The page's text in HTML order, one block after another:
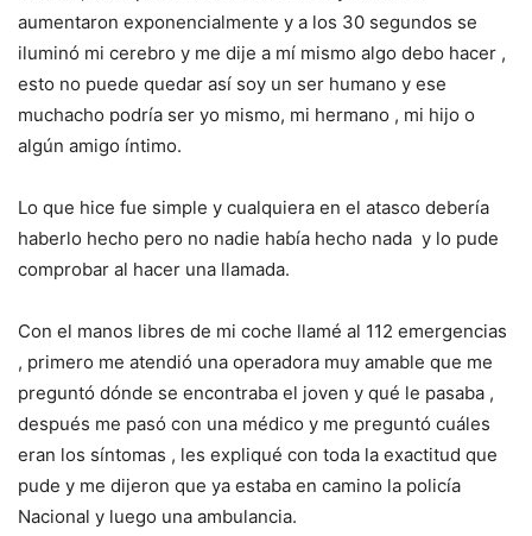
aumentaron exponencialmente y a los 30 segundos se
iluminó mi cerebro y me dije a mí mismo algo debo hacer ,
esto no puede quedar así soy un ser humano y ese
muchacho podría ser yo mismo, mi hermano , mi hijo o
algún amigo íntimo.
Lo que hice fue simple y cualquiera en el atasco debería
haberlo hecho pero no nadie había hecho nada y lo pude
comprobar al hacer una llamada.
Con el manos libres de mi coche llamé al 112 emergencias
, primero me atendió una operadora muy amable que me
preguntó dónde se encontraba el joven y qué le pasaba ,
después me pasó con una médico y me preguntó cuáles
eran los síntomas , les expliqué con toda la exactitud que
pude y me dijeron que ya estaba en camino la policía
Nacional y luego una ambulancia.